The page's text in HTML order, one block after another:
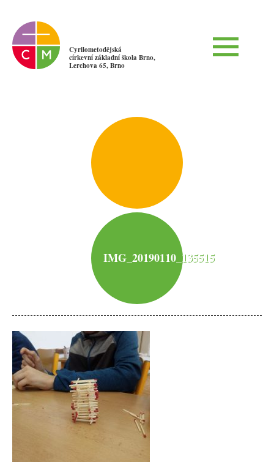
Cyrilometodějská
církevní základní škola Brno,
Lerchova 65, Brno
IMG_20190110_135515